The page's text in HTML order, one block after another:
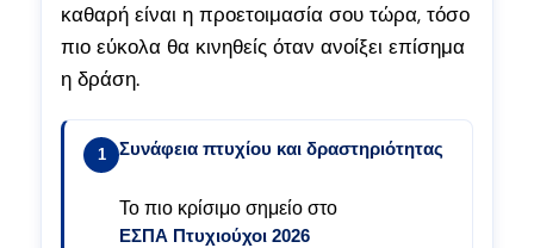
καθαρή είναι η προετοιμασία σου τώρα, τόσο
πιο εύκολα θα κινηθείς όταν ανοίξει επίσημα
η δράση.
1 Συνάφεια πτυχίου και δραστηριότητας
Το πιο κρίσιμο σημείο στο
ΕΣΠΑ Πτυχιούχοι 2026